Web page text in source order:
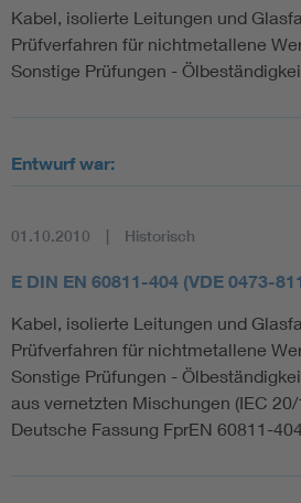
Kabel, isolierte Leitungen und
Prüfverfahren für nichtmetallene
Sonstige Prüfungen -
Entwurf war:
01.10.2010 Historisch
E DIN EN 60811-404 (VDE 0473-
Kabel, isolierte Leitungen und
Prüfverfahren für nichtmetallene
Sonstige Prüfungen -
aus vernetzten Mischungen (IEC
Deutsche Fassung FprEN 60811-